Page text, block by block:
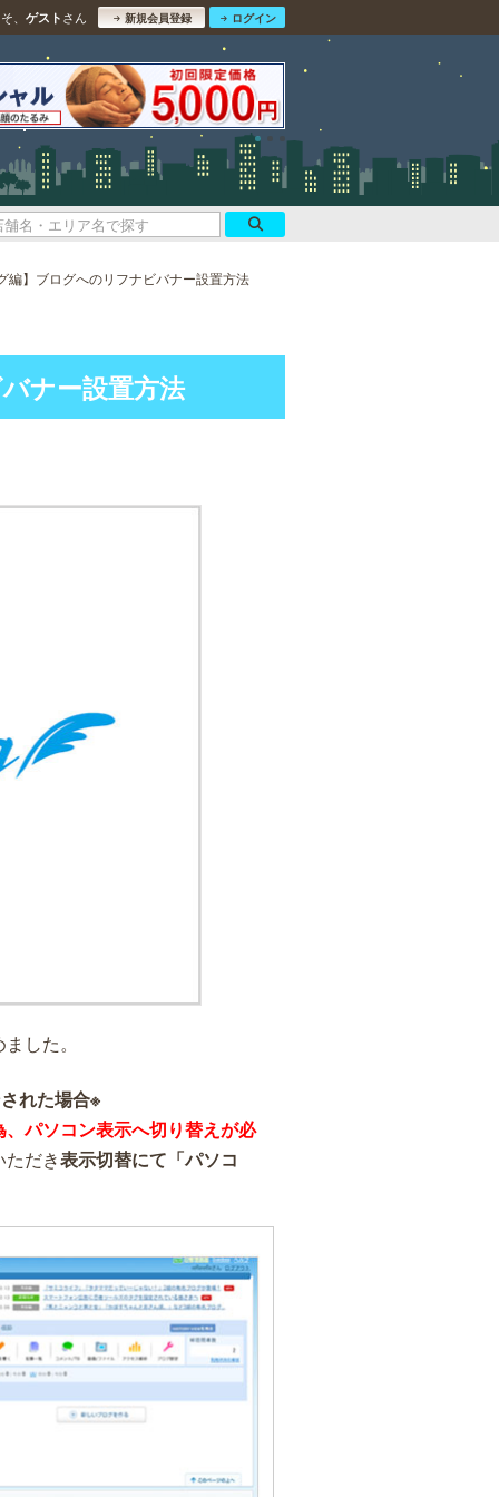
、 ゲスト さん 新規会員登録 ログイン
編】ブログへのリフナビバナー設置方法
ナー設置方法
した。
れた場合※
パソコン表示へ切り替えが必
だき表示切替にて「パソコ